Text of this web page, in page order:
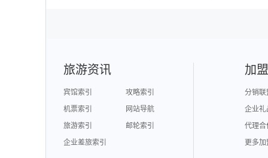
旅游资讯
宾馆索引
攻略索引
机票索引
网站导航
旅游索引
邮轮索引
企业差旅索引
加
分销联
企业礼
代理合
更多